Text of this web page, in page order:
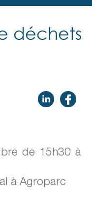
déchets
de 15h30 à
à Agroparc